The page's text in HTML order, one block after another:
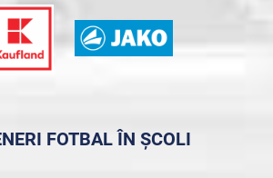
FOTBAL ÎN ȘCOLI